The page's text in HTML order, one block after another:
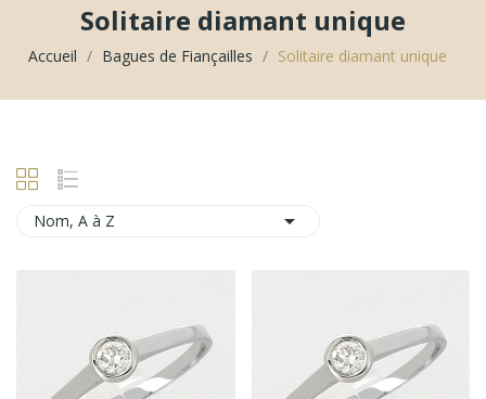
Solitaire diamant unique
Accueil Bagues de Fiançailles Solitaire diamant unique
Nom, A à Z 